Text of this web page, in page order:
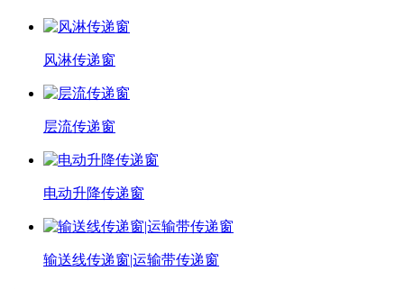
风淋传递窗
层流传递窗
电动升降传递窗
输送线传递窗|运输带传递窗